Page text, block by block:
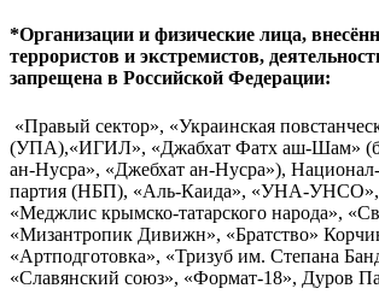
*Организации и физические лица,
террористов и экстремистов,
запрещена в Российской Федерации:
«Правый сектор», «Украинская
(УПА),«ИГИЛ», «Джабхат Фатх аш-Шам»
ан-Нусра», «Джебхат ан-Нусра»),
партия (НБП), «Аль-Каида», «УНА-УНСО»,
«Меджлис крымско-татарского народа»,
«Мизантропик Дивижн», «Братство»
«Артподготовка», «Тризуб им. Степана
«Славянский союз», «Формат-18», Дуров